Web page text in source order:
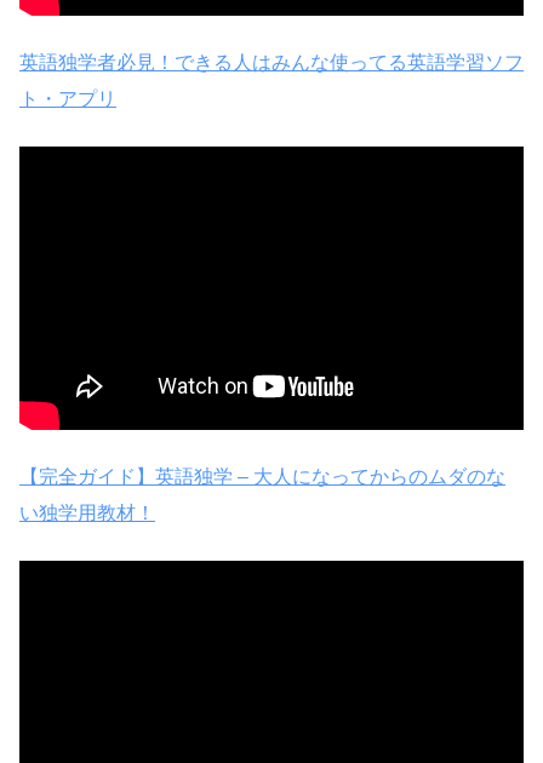
英語独学者必見！できる人はみんな使ってる英語学習ソフ
ト・アプリ
【完全ガイド】英語独学 – 大人になってからのムダのな
い独学用教材！